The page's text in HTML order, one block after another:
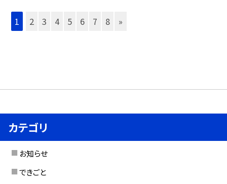
1 2 3 4 5 6 7 8 »
カテゴリ
お知らせ
できごと